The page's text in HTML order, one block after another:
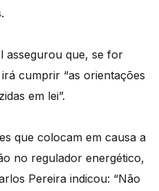
assegurou que, se for
cumprir “as orientações
em lei”.
que colocam em causa a
no regulador energético,
Pereira indicou: “Não